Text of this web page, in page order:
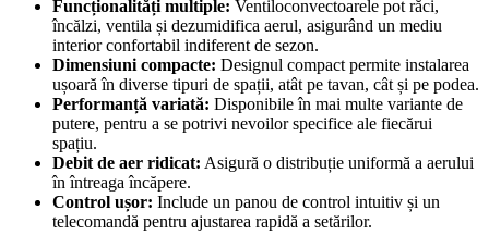
Funcționalități multiple: Ventiloconvectoarele pot răci,
încălzi, ventila și dezumidifica aerul, asigurând un mediu
interior confortabil indiferent de sezon.
Dimensiuni compacte: Designul compact permite instalarea
ușoară în diverse tipuri de spații, atât pe tavan, cât și pe podea.
Performanță variată: Disponibile în mai multe variante de
putere, pentru a se potrivi nevoilor specifice ale fiecărui
spațiu.
Debit de aer ridicat: Asigură o distribuție uniformă a aerului
în întreaga încăpere.
Control ușor: Include un panou de control intuitiv și un
telecomandă pentru ajustarea rapidă a setărilor.